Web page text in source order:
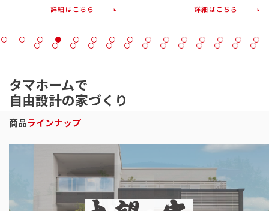
詳細はこちら 詳細はこちら
タマホームで
自由設計の家づくり
商品ラインナップ